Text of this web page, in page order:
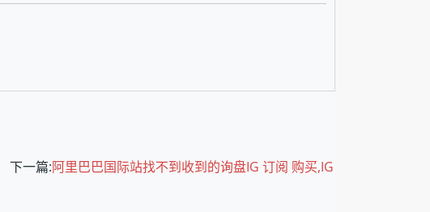
下一篇:阿里巴巴国际站找不到收到的询盘IG 订阅 购买,IG